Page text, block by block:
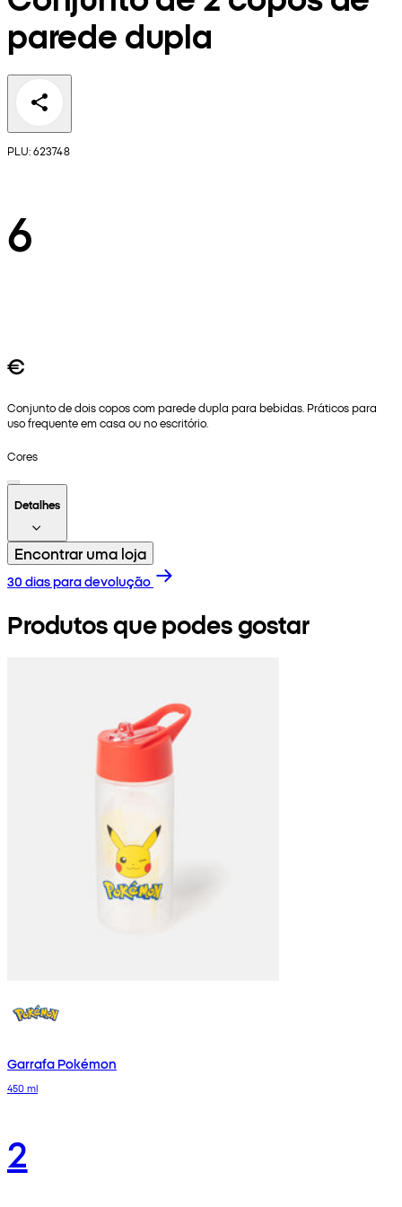
parede dupla
PLU: 623748
6
€
Conjunto de dois copos com parede dupla para bebidas. Práticos para
uso frequente em casa ou no escritório.
Cores
Detalhes
Encontrar uma loja
30 dias para devolução
Produtos que podes gostar
Garrafa Pokémon
450 ml
2